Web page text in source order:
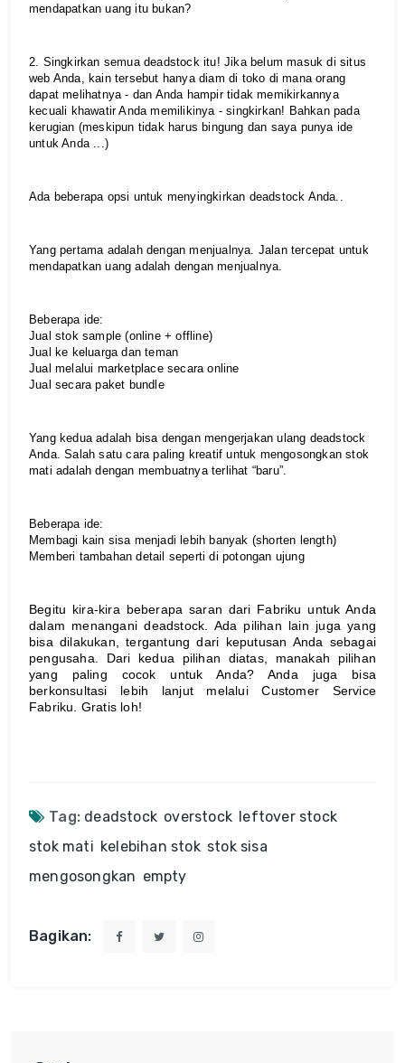
mendapatkan uang itu bukan?
2. Singkirkan semua deadstock itu! Jika belum masuk di situs
web Anda, kain tersebut hanya diam di toko di mana orang
dapat melihatnya - dan Anda hampir tidak memikirkannya
kecuali khawatir Anda memilikinya - singkirkan! Bahkan pada
kerugian (meskipun tidak harus bingung dan saya punya ide
untuk Anda ...)
Ada beberapa opsi untuk menyingkirkan deadstock Anda..
Yang pertama adalah dengan menjualnya. Jalan tercepat untuk
mendapatkan uang adalah dengan menjualnya.
Beberapa ide:
Jual stok sample (online + offline)
Jual ke keluarga dan teman
Jual melalui marketplace secara online
Jual secara paket bundle
Yang kedua adalah bisa dengan mengerjakan ulang deadstock
Anda. Salah satu cara paling kreatif untuk mengosongkan stok
mati adalah dengan membuatnya terlihat “baru”.
Beberapa ide:
Membagi kain sisa menjadi lebih banyak (shorten length)
Memberi tambahan detail seperti di potongan ujung
Begitu kira-kira beberapa saran dari Fabriku untuk Anda
dalam menangani deadstock. Ada pilihan lain juga yang
bisa dilakukan, tergantung dari keputusan Anda sebagai
pengusaha. Dari kedua pilihan diatas, manakah pilihan
yang paling cocok untuk Anda? Anda juga bisa
berkonsultasi lebih lanjut melalui Customer Service
Fabriku. Gratis loh!
Tag: deadstock overstock
leftover stock
stok mati kelebihan stok stok sisa
mengosongkan empty
Bagikan: